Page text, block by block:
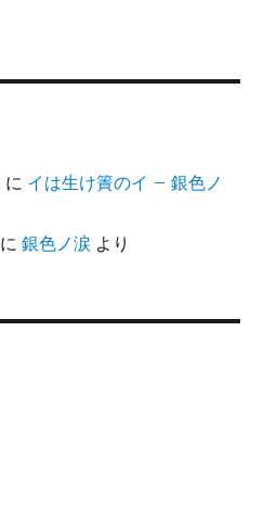
に イは生け簀のイ – 銀色ノ
に銀色ノ涙 より